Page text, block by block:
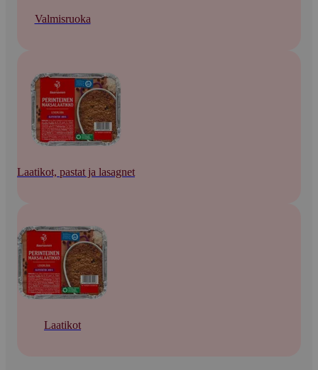
Valmisruoka
Laatikot, pastat ja lasagnet
Laatikot